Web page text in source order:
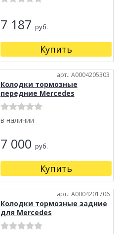
7 187 руб.
Купить
арт.: A0004205303
Колодки тормозные
передние Mercedes
в наличии
7 000 руб.
Купить
арт.: A0004201706
Колодки тормозные задние
для Mercedes